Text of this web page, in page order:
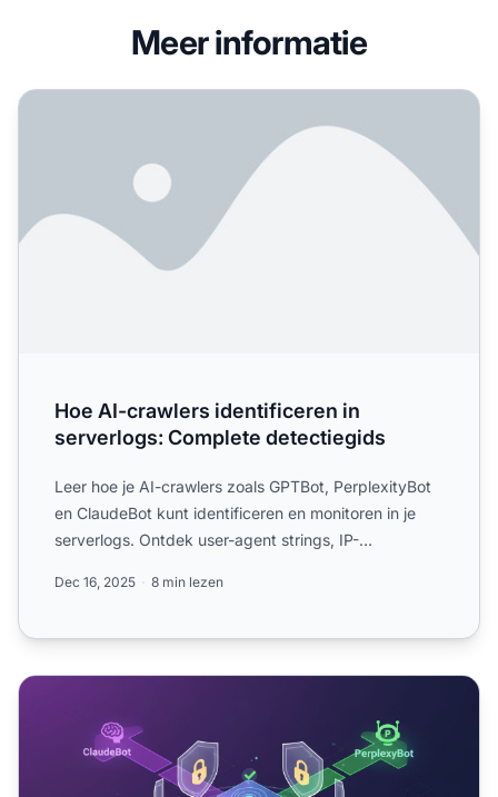
Meer informatie
Hoe AI-crawlers identificeren in serverlogs: Complete
Hoe AI-crawlers identificeren in
serverlogs: Complete detectiegids
Leer hoe je AI-crawlers zoals GPTBot, PerplexityBot
en ClaudeBot kunt identificeren en monitoren in je
serverlogs. Ontdek user-agent strings, IP-
Dec 16, 2025 8 min lezen
Hoe AI-crawlers in je serverlogs herkennen